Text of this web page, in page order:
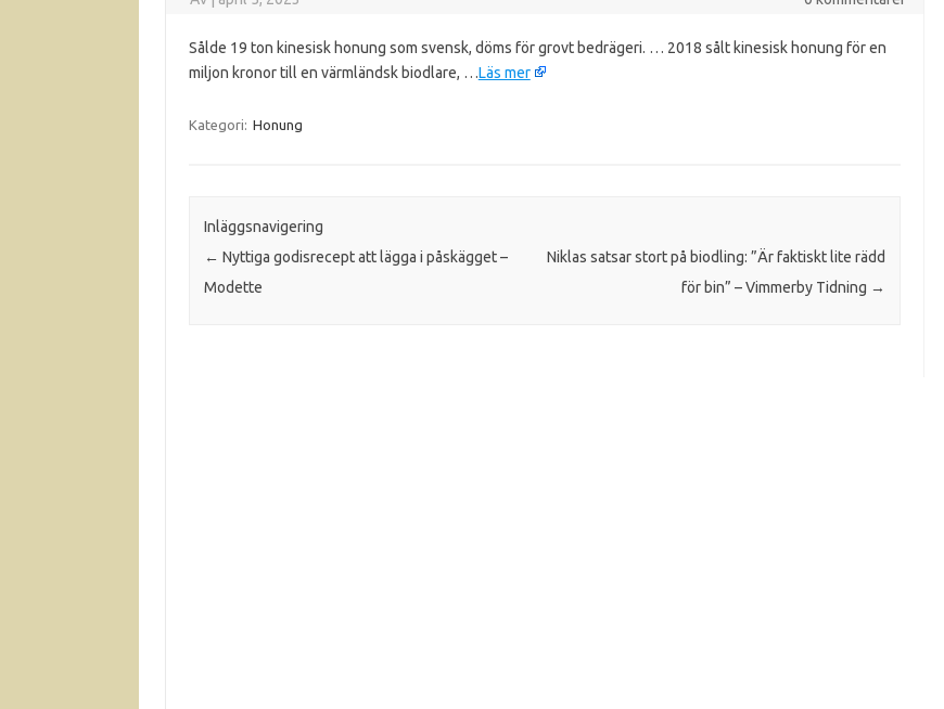
Sålde 19 ton kinesisk honung som svensk, döms för grovt bedrägeri. … 2018 sålt kinesisk honung för en
miljon kronor till en värmländsk biodlare, …Läs mer
Kategori: Honung
Inläggsnavigering
← Nyttiga godisrecept att lägga i påskägget –
Modette
Niklas satsar stort på biodling: ”Är faktiskt lite rädd
för bin” – Vimmerby Tidning →